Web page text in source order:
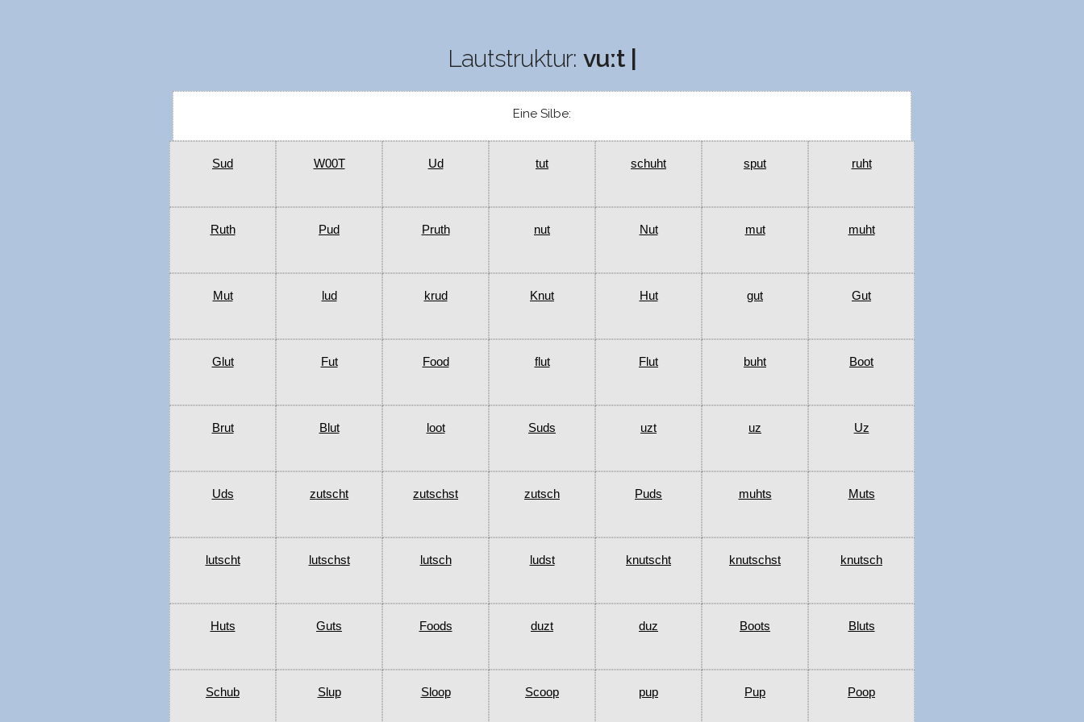
Lautstruktur: vuːt |
Eine Silbe:
Sud W00T Ud tut schuht sput ruht
Ruth Pud Pruth nut Nut mut muht
Mut lud krud Knut Hut gut Gut
Glut Fut Food flut Flut buht Boot
Brut Blut loot Suds uzt uz Uz
Uds zutscht zutschst zutsch Puds muhts Muts
lutscht lutschst lutsch ludst knutscht knutschst knutsch
Huts Guts Foods duzt duz Boots Bluts
Schub Slup Sloop Scoop pup Pup Poop